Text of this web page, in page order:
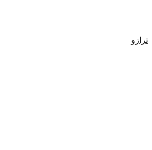
ترازو